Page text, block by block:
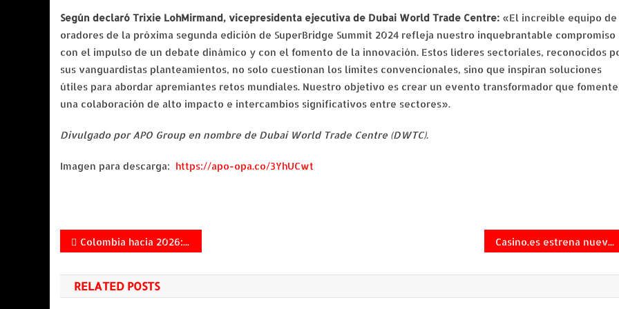
Según declaró Trixie LohMirmand, vicepresidenta ejecutiva de Dubai World Trade Centre: «El increíble equipo de
oradores de la próxima segunda edición de SuperBridge Summit 2024 refleja nuestro inquebrantable compromiso
con el impulso de un debate dinámico y con el fomento de la innovación. Estos líderes sectoriales, reconocidos
sus vanguardistas planteamientos, no solo cuestionan los límites convencionales, sino que inspiran soluciones
útiles para abordar apremiantes retos mundiales. Nuestro objetivo es crear un evento transformador que fomente
una colaboración de alto impacto e intercambios significativos entre sectores».
Divulgado por APO Group en nombre de Dubai World Trade Centre (DWTC).
Imagen para descarga: https://apo-opa.co/3YhUCwt
Navegación
de
entradas
Colombia hacia 2026: los temas que concentrarán las decisiones empresariales Casino.es estrena nuevo formato para descubrir slots
RELATED POSTS